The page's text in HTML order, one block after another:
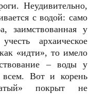
Неудивительно,
с водой: само
заимствованная у
архаическое
«идти», то имело
– воды у
всем. Вот и корень
покрыт не